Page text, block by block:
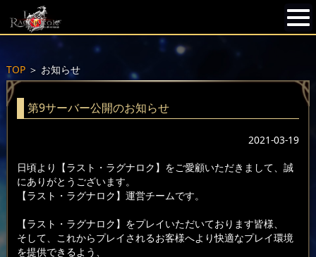
TOP＞ お知らせ
第9サーバー公開のお知らせ
2021-03-19
日頃より【ラスト・ラグナロク】をご愛顧いただきまして、誠
にありがとうございます。
【ラスト・ラグナロク】運営チームです。
【ラスト・ラグナロク】をプレイいただいております皆様、
そして、これからプレイされるお客様へより快適なプレイ環境
を提供できるよう、